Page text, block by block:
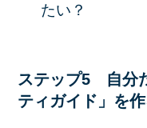
たい？
ステップ5 自分
ティガイド」を作